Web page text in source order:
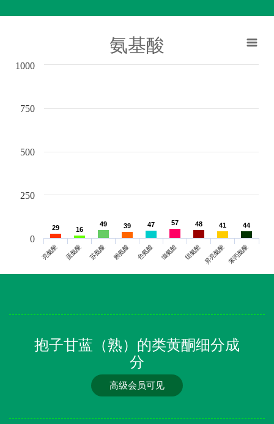
氨基酸
29
29 16
16
49
49 39
39 47
47 57
57 48
48 41
41 44
44
亮氨酸 蛋氨酸 苏氨酸 赖氨酸 色氨酸 缬氨酸 组氨酸 异亮氨酸苯丙氨酸
0
250
500
750
1000
抱子甘蓝（熟）的类黄酮细分成
分
高级会员可见